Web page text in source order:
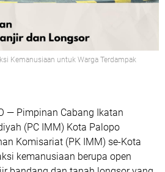
Kemanusiaan untuk Warga Terdampak
— Pimpinan Cabang Ikatan
(PC IMM) Kota Palopo
Komisariat (PK IMM) se-Kota
kemanusiaan berupa open